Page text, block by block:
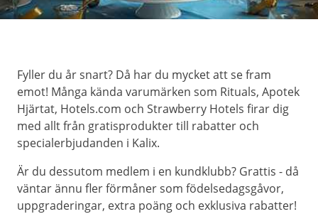
Fyller du år snart? Då har du mycket att se fram
emot! Många kända varumärken som Rituals, Apotek
Hjärtat, Hotels.com och Strawberry Hotels firar dig
med allt från gratisprodukter till rabatter och
specialerbjudanden i Kalix.
Är du dessutom medlem i en kundklubb? Grattis - då
väntar ännu fler förmåner som födelsedagsgåvor,
uppgraderingar, extra poäng och exklusiva rabatter!